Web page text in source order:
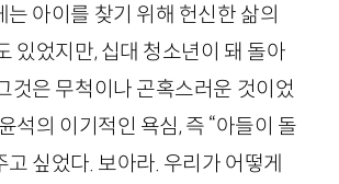
아이를 찾기 위해 헌신한 삶의
있었지만, 십대 청소년이 돼 돌아
것은 무척이나 곤혹스러운 것이었
석의 이기적인 욕심, 즉 “아들이 돌
싶었다. 보아라. 우리가 어떻게